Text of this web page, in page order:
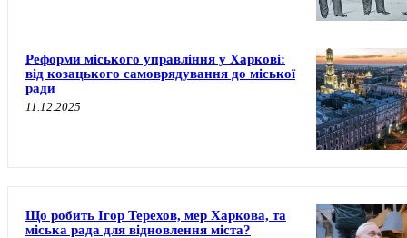
Реформи міського управління у Харкові:
від козацького самоврядування до міської
ради
11.12.2025
Що робить Ігор Терехов, мер Харкова, та
міська рада для відновлення міста?